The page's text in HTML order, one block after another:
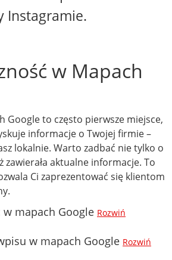
Instagramie.
w Mapach
Google to często pierwsze miejsce,
informacje o Twojej firmie –
lokalnie. Warto zadbać nie tylko o
zawierała aktualne informacje. To
Ci zaprezentować się klientom
w mapach Google Rozwiń
w mapach Google Rozwiń